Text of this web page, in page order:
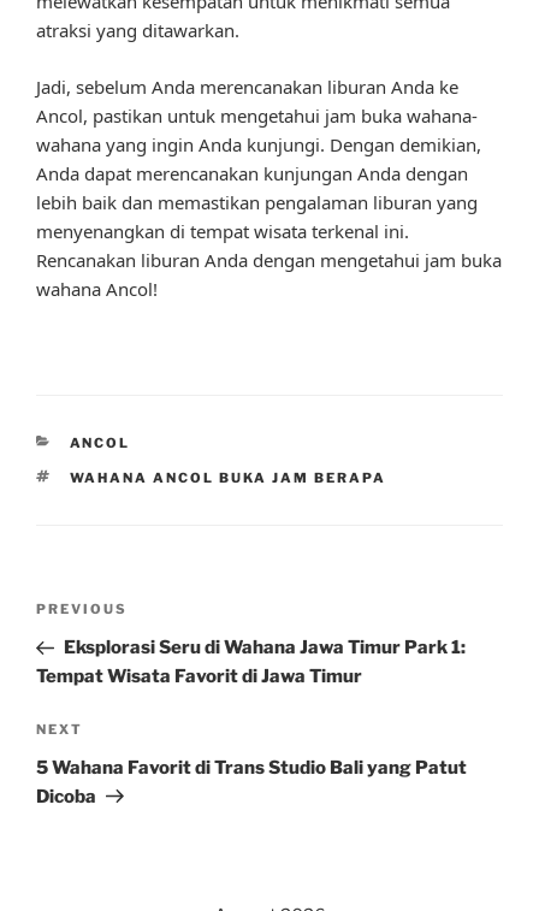
atraksi yang ditawarkan.
Jadi, sebelum Anda merencanakan liburan Anda ke
Ancol, pastikan untuk mengetahui jam buka wahana-
wahana yang ingin Anda kunjungi. Dengan demikian,
Anda dapat merencanakan kunjungan Anda dengan
lebih baik dan memastikan pengalaman liburan yang
menyenangkan di tempat wisata terkenal ini.
Rencanakan liburan Anda dengan mengetahui jam buka
wahana Ancol!
CATEGORIES
ANCOL
TAGS
WAHANA ANCOL BUKA JAM BERAPA
Previous
Post
PREVIOUS
Eksplorasi Seru di Wahana Jawa Timur Park 1:
Tempat Wisata Favorit di Jawa Timur
Next
Post
NEXT
5 Wahana Favorit di Trans Studio Bali yang Patut
Dicoba